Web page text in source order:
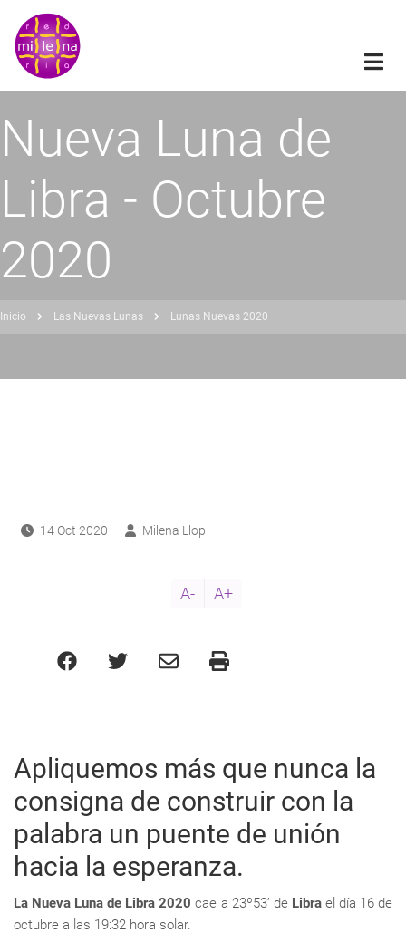
Pasar
contenido
principal
Nueva Luna de
Libra - Octubre
2020
Inicio Las Nuevas Lunas Lunas Nuevas 2020
14 Oct 2020 Milena Llop
A- A+
Apliquemos más que nunca la
consigna de construir con la
palabra un puente de unión
hacia la esperanza.
La Nueva Luna de Libra 2020 cae a 23º53’ de Librael día 16 de
octubre a las 19:32 hora solar.